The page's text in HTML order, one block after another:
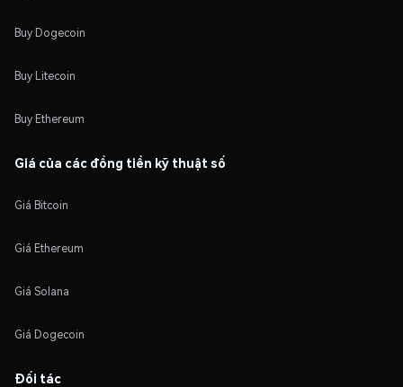
Buy Dogecoin
Buy Litecoin
Buy Ethereum
Giá của các đồng tiền kỹ thuật số
Giá Bitcoin
Giá Ethereum
Giá Solana
Giá Dogecoin
Đối tác